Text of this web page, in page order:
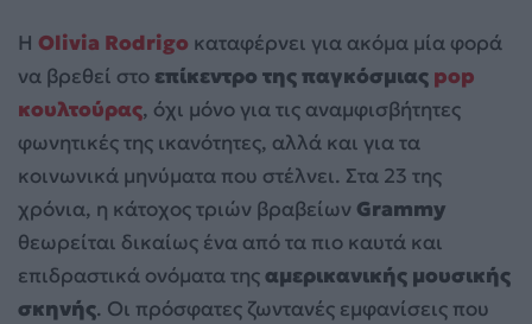
Η Olivia Rodrigo καταφέρνει για ακόμα μία φορά
να βρεθεί στο επίκεντρο της παγκόσμιας pop
κουλτούρας, όχι μόνο για τις αναμφισβήτητες
φωνητικές της ικανότητες, αλλά και για τα
κοινωνικά μηνύματα που στέλνει. Στα 23 της
χρόνια, η κάτοχος τριών βραβείων Grammy
θεωρείται δικαίως ένα από τα πιο καυτά και
επιδραστικά ονόματα τηςαμερικανικής μουσικής
σκηνής. Οι πρόσφατες ζωντανές εμφανίσεις που